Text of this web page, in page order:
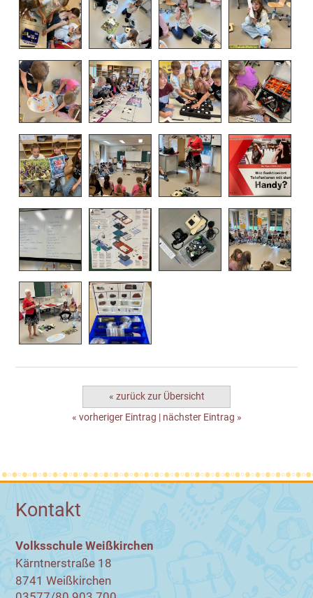
« zurück zur Übersicht
« vorheriger Eintrag | nächster Eintrag »
Kontakt
Volksschule Weißkirchen
Kärntnerstraße 18
8741 Weißkirchen